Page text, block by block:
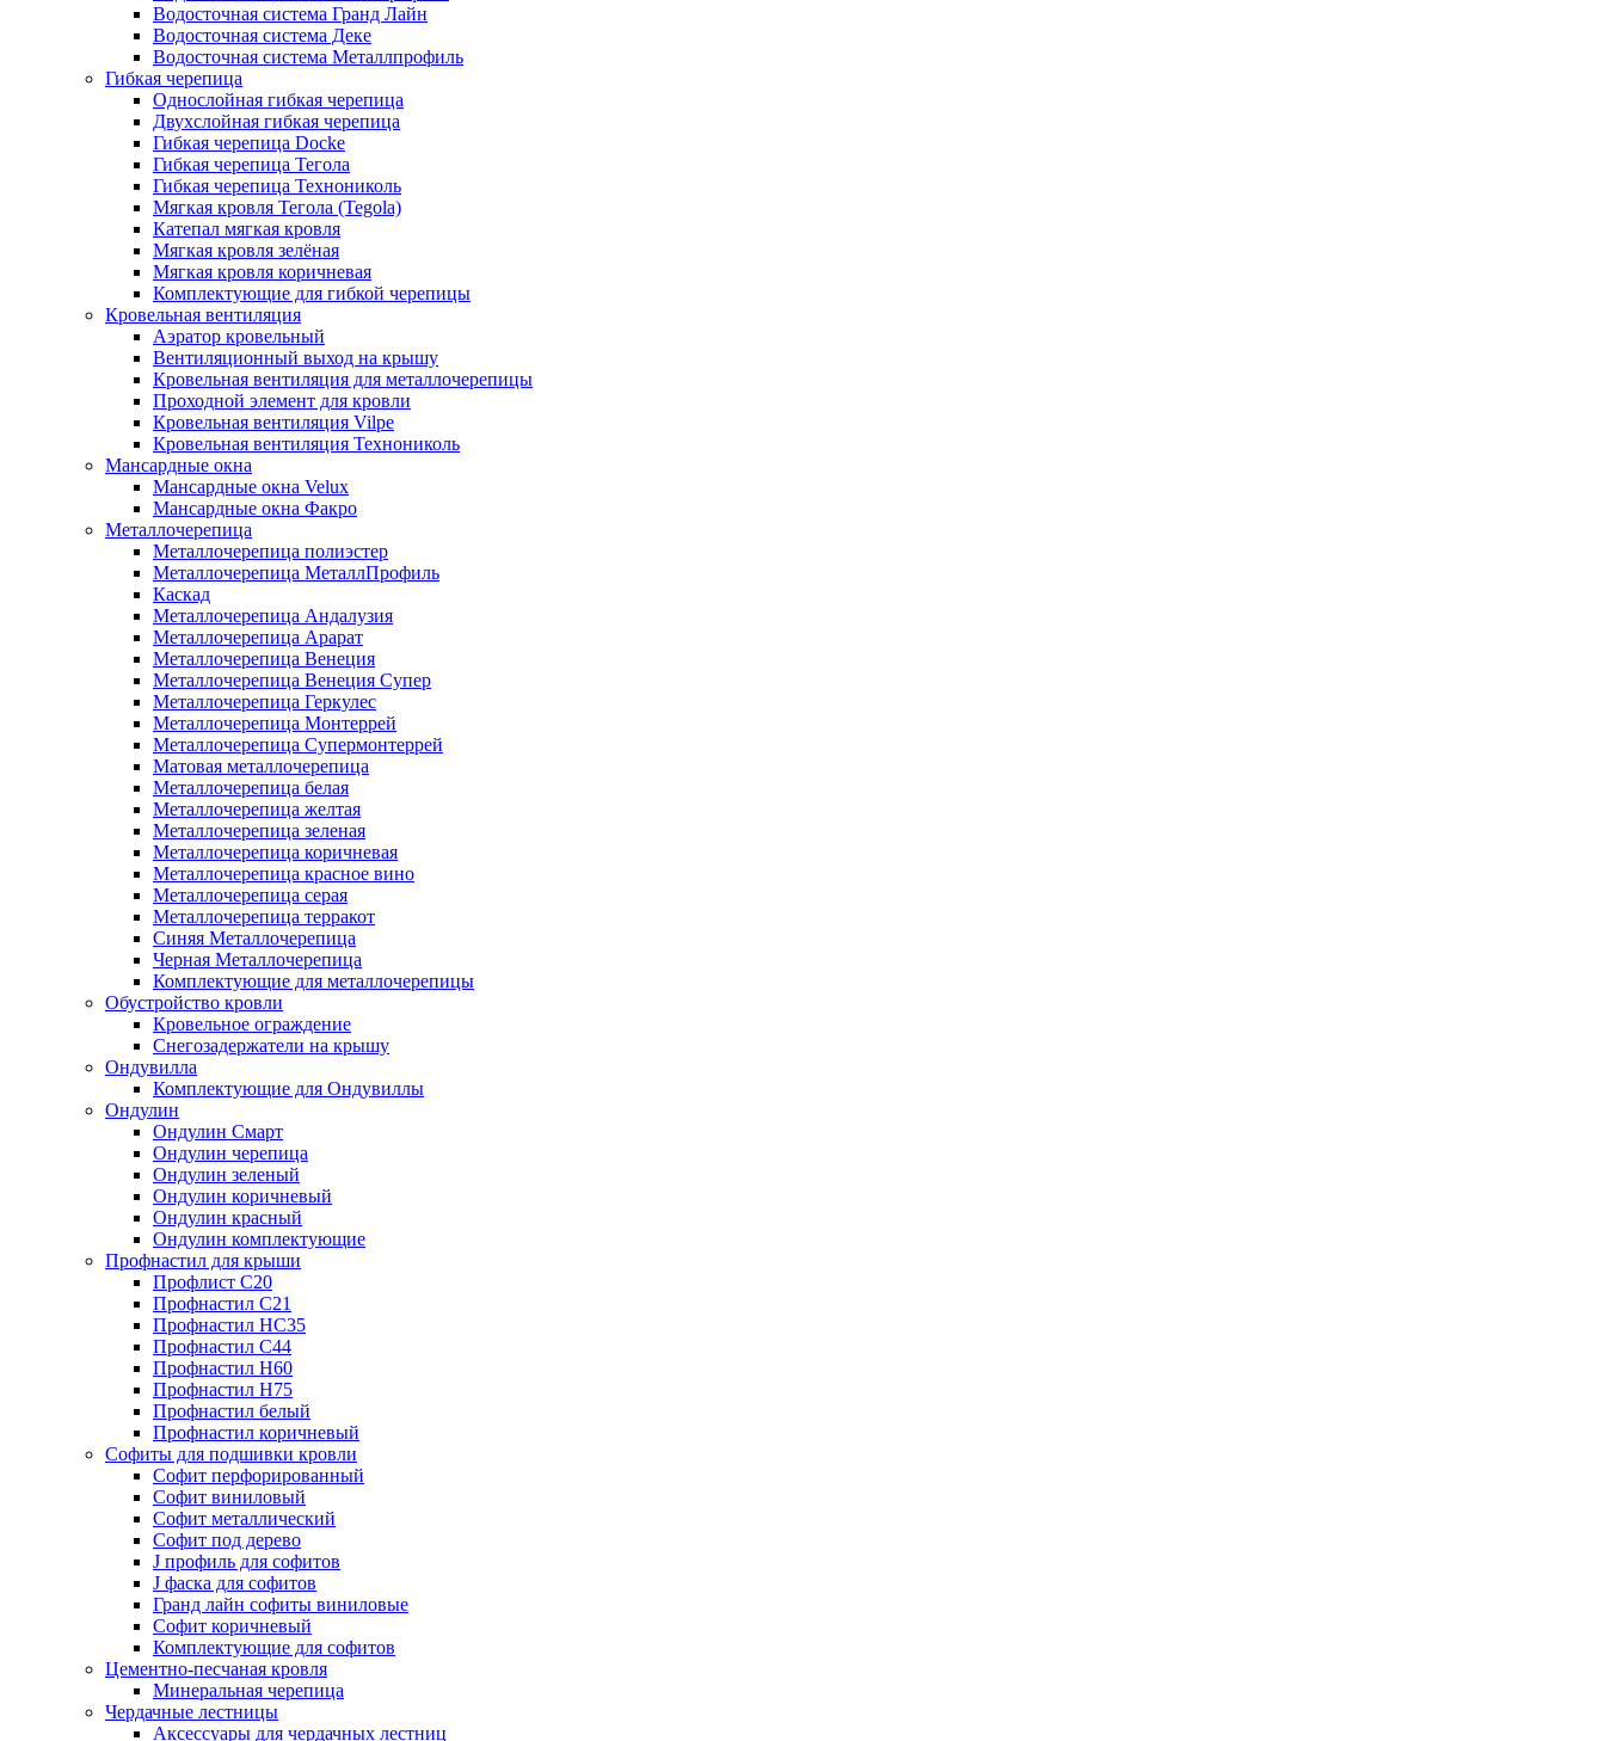
Водосточная система Гранд Лайн
Водосточная система Деке
Водосточная система Металлпрофиль
Гибкая черепица
Однослойная гибкая черепица
Двухслойная гибкая черепица
Гибкая черепица Docke
Гибкая черепица Тегола
Гибкая черепица Технониколь
Мягкая кровля Тегола (Tegola)
Катепал мягкая кровля
Мягкая кровля зелёная
Мягкая кровля коричневая
Комплектующие для гибкой черепицы
Кровельная вентиляция
Аэратор кровельный
Вентиляционный выход на крышу
Кровельная вентиляция для металлочерепицы
Проходной элемент для кровли
Кровельная вентиляция Vilpe
Кровельная вентиляция Технониколь
Мансардные окна
Мансардные окна Velux
Мансардные окна Факро
Металлочерепица
Металлочерепица полиэстер
Металлочерепица МеталлПрофиль
Каскад
Металлочерепица Андалузия
Металлочерепица Арарат
Металлочерепица Венеция
Металлочерепица Венеция Супер
Металлочерепица Геркулес
Металлочерепица Монтеррей
Металлочерепица Супермонтеррей
Матовая металлочерепица
Металлочерепица белая
Металлочерепица желтая
Металлочерепица зеленая
Металлочерепица коричневая
Металлочерепица красное вино
Металлочерепица серая
Металлочерепица терракот
Синяя Металлочерепица
Черная Металлочерепица
Комплектующие для металлочерепицы
Обустройство кровли
Кровельное ограждение
Снегозадержатели на крышу
Ондувилла
Комплектующие для Ондувиллы
Ондулин
Ондулин Смарт
Ондулин черепица
Ондулин зеленый
Ондулин коричневый
Ондулин красный
Ондулин комплектующие
Профнастил для крыши
Профлист С20
Профнастил С21
Профнастил НС35
Профнастил С44
Профнастил Н60
Профнастил Н75
Профнастил белый
Профнастил коричневый
Софиты для подшивки кровли
Cофит перфорированный
Софит виниловый
Софит металлический
Софит под дерево
J профиль для софитов
J фаска для софитов
Гранд лайн софиты виниловые
Софит коричневый
Комплектующие для софитов
Цементно-песчаная кровля
Минеральная черепица
Чердачные лестницы
Аксессуары для чердачных лестниц